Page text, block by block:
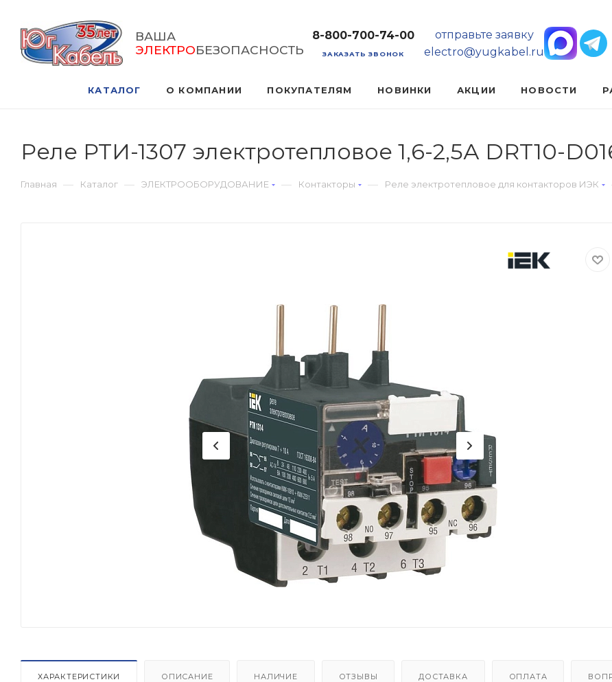
ВАША
ЭЛЕКТРОБЕЗОПАСНОСТЬ
8-800-700-74-00
ЗАКАЗАТЬ ЗВОНОК
отправьте заявку
electro@yugkabel.ru
КАТАЛОГ О КОМПАНИИ ПОКУПАТЕЛЯМ НОВИНКИ АКЦИИ НОВОСТИ
Реле РТИ-1307 электротепловое 1,6-2,5А DRT10-
Главная — Каталог — ЭЛЕКТРООБОРУДОВАНИЕ — Контакторы — Реле электротепловое для контакторов ИЭК
ХАРАКТЕРИСТИКИ ОПИСАНИЕ НАЛИЧИЕ ОТЗЫВЫ ДОСТАВКА ОПЛАТА